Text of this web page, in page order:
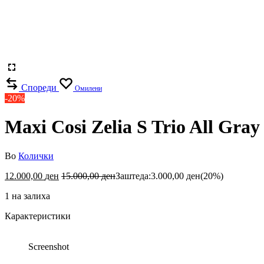
Спореди Омилени
-20%
Maxi Cosi Zelia S Trio All Gray
Во Колички
12.000,00 ден 15.000,00денЗаштеда:3.000,00 ден(20%)
1 на залиха
Карактеристики
Screenshot